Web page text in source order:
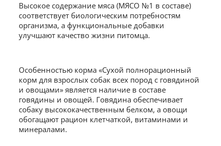
Высокое содержание мяса (МЯСО №1 в составе)
соответствует биологическим потребностям
организма, а функциональные добавки
улучшают качество жизни питомца.
Особенностью корма «Сухой полнорационный
корм для взрослых собак всех пород с говядиной
и овощами» является наличие в составе
говядины и овощей. Говядина обеспечивает
собаку высококачественным белком, а овощи
обогащают рацион клетчаткой, витаминами и
минералами.